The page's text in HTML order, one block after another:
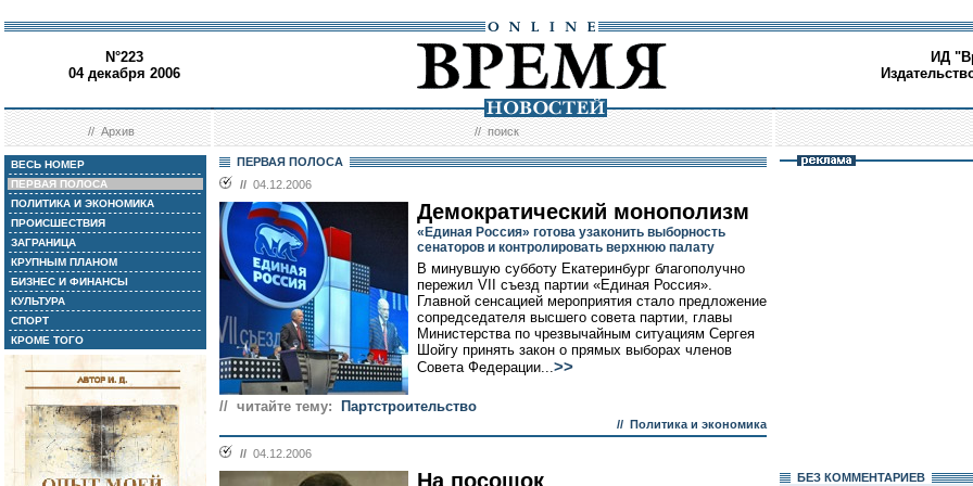
N°223
04 декабря 2006
ИД
//Архив //поиск
ВЕСЬ НОМЕР
ПЕРВАЯ ПОЛОСА
ПОЛИТИКА И ЭКОНОМИКА
ПРОИСШЕСТВИЯ
ЗАГРАНИЦА
КРУПНЫМ ПЛАНОМ
БИЗНЕС И ФИНАНСЫ
КУЛЬТУРА
СПОРТ
КРОМЕ ТОГО
ПЕРВАЯ ПОЛОСА
// 04.12.2006
Демократический монополизм
«Единая Россия» готова узаконить выборность
сенаторов и контролировать верхнюю палату
В минувшую субботу Екатеринбург благополучно
пережил VII съезд партии «Единая Россия».
Главной сенсацией мероприятия стало предложение
сопредседателя высшего совета партии, главы
Министерства по чрезвычайным ситуациям Сергея
Шойгу принять закон о прямых выборах членов
Совета Федерации...>>
// читайте тему: Партстроительство
// Политика и экономика
// 04.12.2006
На посошок
БЕЗ КОМMЕНТАРИЕВ